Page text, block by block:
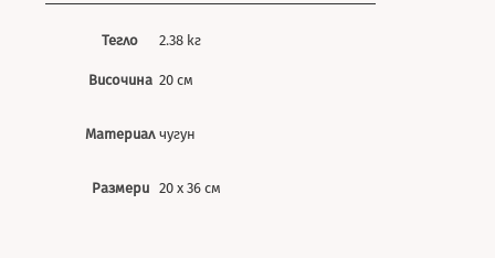
Тегло 2.38 кг
Височина 20 см
Материал чугун
Размери 20 х 36 см